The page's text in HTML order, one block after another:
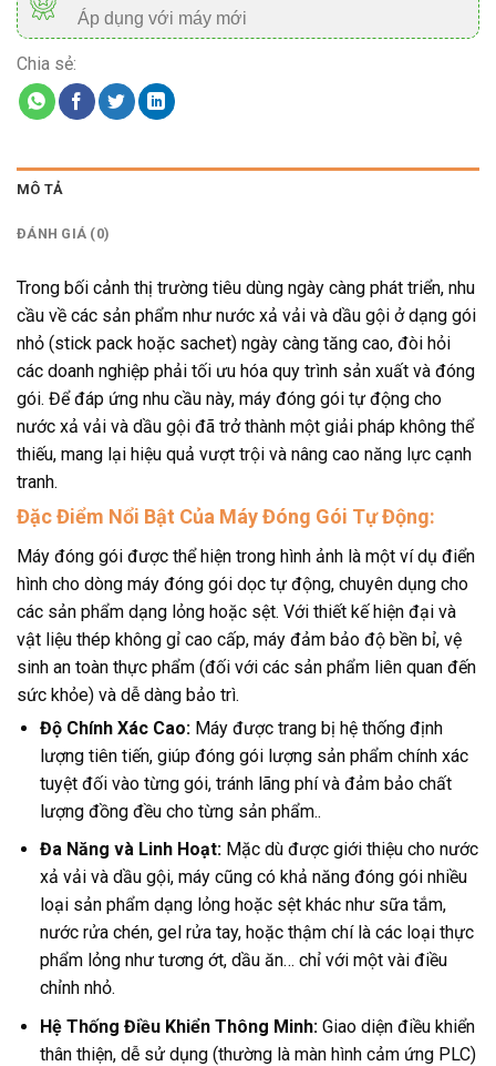
Áp dụng với máy mới
Chia sẻ:
MÔ TẢ
ĐÁNH GIÁ (0)
Trong bối cảnh thị trường tiêu dùng ngày càng phát triển, nhu
cầu về các sản phẩm như nước xả vải và dầu gội ở dạng gói
nhỏ (stick pack hoặc sachet) ngày càng tăng cao, đòi hỏi
các doanh nghiệp phải tối ưu hóa quy trình sản xuất và đóng
gói. Để đáp ứng nhu cầu này, máy đóng gói tự động cho
nước xả vải và dầu gội đã trở thành một giải pháp không thể
thiếu, mang lại hiệu quả vượt trội và nâng cao năng lực cạnh
tranh.
Đặc Điểm Nổi Bật Của Máy Đóng Gói Tự Động:
Máy đóng gói được thể hiện trong hình ảnh là một ví dụ điển
hình cho dòng máy đóng gói dọc tự động, chuyên dụng cho
các sản phẩm dạng lỏng hoặc sệt. Với thiết kế hiện đại và
vật liệu thép không gỉ cao cấp, máy đảm bảo độ bền bỉ, vệ
sinh an toàn thực phẩm (đối với các sản phẩm liên quan đến
sức khỏe) và dễ dàng bảo trì.
Độ Chính Xác Cao:Máy được trang bị hệ thống định
lượng tiên tiến, giúp đóng gói lượng sản phẩm chính xác
tuyệt đối vào từng gói, tránh lãng phí và đảm bảo chất
lượng đồng đều cho từng sản phẩm..
Đa Năng và Linh Hoạt:Mặc dù được giới thiệu cho nước
xả vải và dầu gội, máy cũng có khả năng đóng gói nhiều
loại sản phẩm dạng lỏng hoặc sệt khác như sữa tắm,
nước rửa chén, gel rửa tay, hoặc thậm chí là các loại thực
phẩm lỏng như tương ớt, dầu ăn… chỉ với một vài điều
chỉnh nhỏ.
Hệ Thống Điều Khiển Thông Minh:Giao diện điều khiển
thân thiện, dễ sử dụng (thường là màn hình cảm ứng PLC)